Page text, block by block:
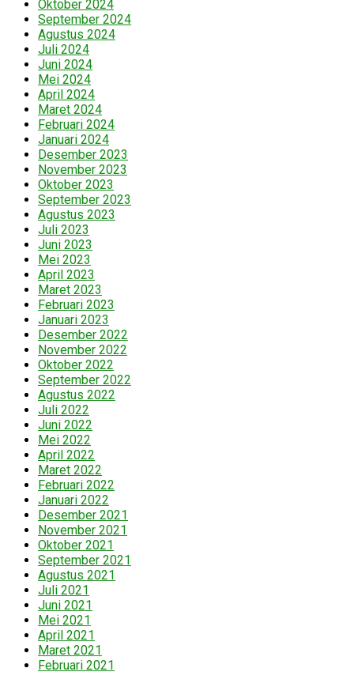
Oktober 2024
September 2024
Agustus 2024
Juli 2024
Juni 2024
Mei 2024
April 2024
Maret 2024
Februari 2024
Januari 2024
Desember 2023
November 2023
Oktober 2023
September 2023
Agustus 2023
Juli 2023
Juni 2023
Mei 2023
April 2023
Maret 2023
Februari 2023
Januari 2023
Desember 2022
November 2022
Oktober 2022
September 2022
Agustus 2022
Juli 2022
Juni 2022
Mei 2022
April 2022
Maret 2022
Februari 2022
Januari 2022
Desember 2021
November 2021
Oktober 2021
September 2021
Agustus 2021
Juli 2021
Juni 2021
Mei 2021
April 2021
Maret 2021
Februari 2021